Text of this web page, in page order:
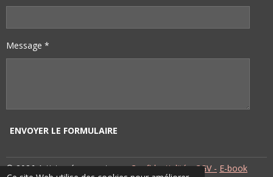
Message *
ENVOYER LE FORMULAIRE
© 2026 Artistes émergents -Confidentialité-CGV - E-book